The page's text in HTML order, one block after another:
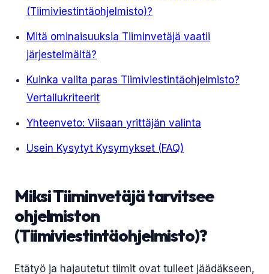
(Tiimiviestintäohjelmisto)?
Mitä ominaisuuksia Tiiminvetäjä vaatii
järjestelmältä?
Kuinka valita paras Tiimiviestintäohjelmisto?
Vertailukriteerit
Yhteenveto: Viisaan yrittäjän valinta
Usein Kysytyt Kysymykset (FAQ)
Miksi Tiiminvetäjä tarvitsee
ohjelmiston
(Tiimiviestintäohjelmisto)?
Etätyö ja hajautetut tiimit ovat tulleet jäädäkseen,